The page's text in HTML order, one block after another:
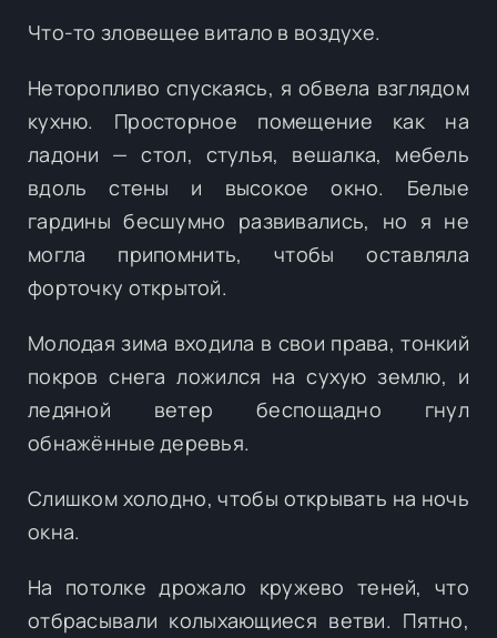
Что-то зловещее витало в воздухе.
Неторопливо спускаясь, я обвела взглядом
кухню. Просторное помещение как на
ладони — стол, стулья, вешалка, мебель
вдоль стены и высокое окно. Белые
гардины бесшумно развивались, но я не
могла припомнить, чтобы оставляла
форточку открытой.
Молодая зима входила в свои права, тонкий
покров снега ложился на сухую землю, и
ледяной ветер беспощадно гнул
обнажённые деревья.
Слишком холодно, чтобы открывать на ночь
окна.
На потолке дрожало кружево теней, что
отбрасывали колыхающиеся ветви. Пятно,